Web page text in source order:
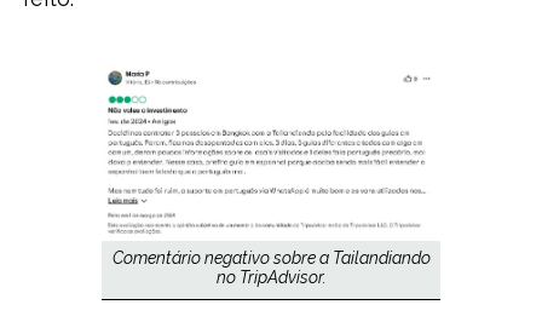
Comentário negativo sobre a Tailandiando
no TripAdvisor.